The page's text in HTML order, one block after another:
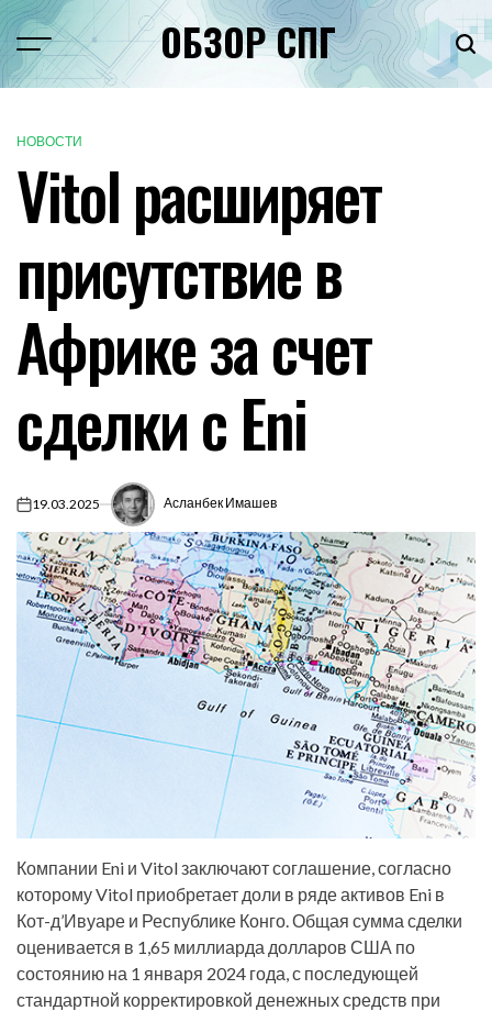
Перейти
к
содержимому
Меню ОБЗОР СПГ
ОПУБЛИКОВАНО
В
НОВОСТИ
Vitol расширяет
присутствие в
Африке за счет
сделки с Eni
on19.03.2025 Асланбек Имашев
Компании Eni и Vitol заключают соглашение, согласно
которому Vitol приобретает доли в ряде активов Eni в
Кот-д’Ивуаре и Республике Конго. Общая сумма сделки
оценивается в 1,65 миллиарда долларов США по
состоянию на 1 января 2024 года, с последующей
стандартной корректировкой денежных средств при